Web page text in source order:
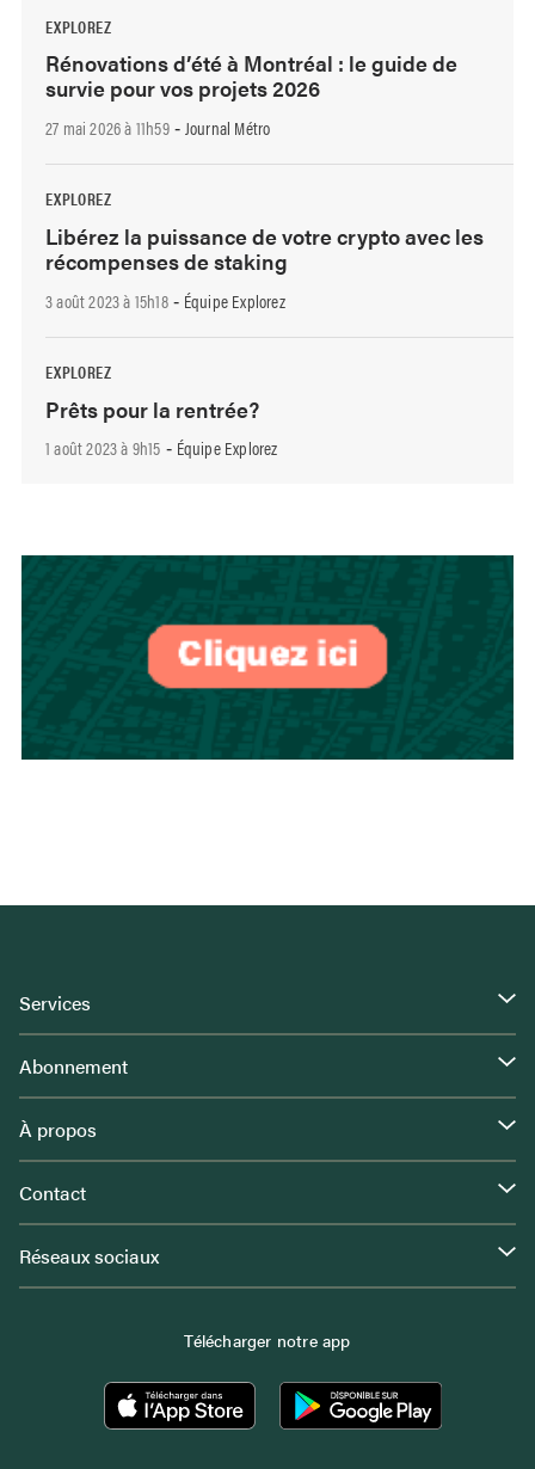
EXPLOREZ
Rénovations d’été à Montréal : le guide de
survie pour vos projets 2026
27 mai 2026 à 11h59- Journal Métro
EXPLOREZ
Libérez la puissance de votre crypto avec les
récompenses de staking
3 août 2023 à 15h18- Équipe Explorez
EXPLOREZ
Prêts pour la rentrée?
1 août 2023 à 9h15 - Équipe Explorez
Services
Abonnement
À propos
Contact
Réseaux sociaux
Télécharger notre app